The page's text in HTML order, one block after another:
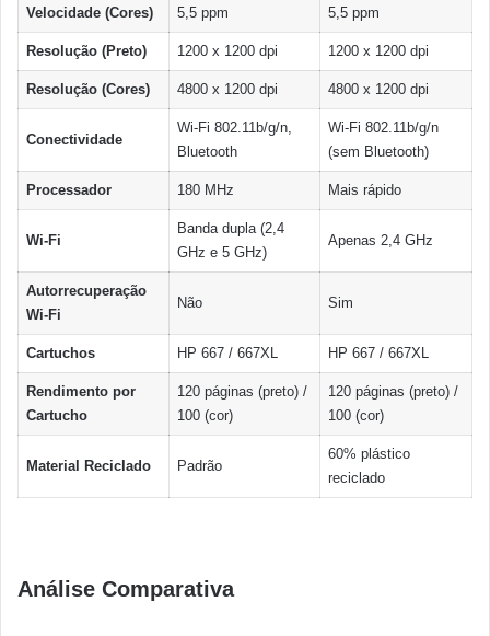
Velocidade (Cores) 5,5 ppm 5,5 ppm
Resolução (Preto) 1200 x 1200 dpi 1200 x 1200 dpi
Resolução (Cores) 4800 x 1200 dpi 4800 x 1200 dpi
Conectividade
Wi-Fi 802.11b/g/n,
Bluetooth
Wi-Fi 802.11b/g/n
(sem Bluetooth)
Processador 180 MHz Mais rápido
Wi-Fi
Banda dupla (2,4
GHz e 5 GHz)
Apenas 2,4 GHz
Autorrecuperação
Wi-Fi
Não Sim
Cartuchos HP 667 / 667XL HP 667 / 667XL
Rendimento por
Cartucho
120 páginas (preto) /
100 (cor)
120 páginas (preto) /
100 (cor)
Material Reciclado Padrão
60% plástico
reciclado
Análise Comparativa